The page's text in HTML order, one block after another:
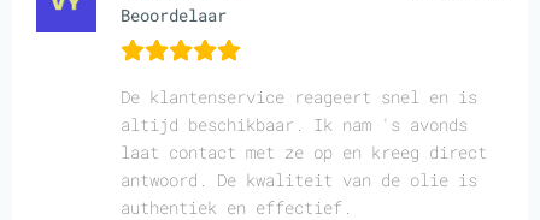
Beoordelaar
De klantenservice reageert snel en is
altijd beschikbaar. Ik nam 's avonds
laat contact met ze op en kreeg direct
antwoord. De kwaliteit van de olie is
authentiek en effectief.